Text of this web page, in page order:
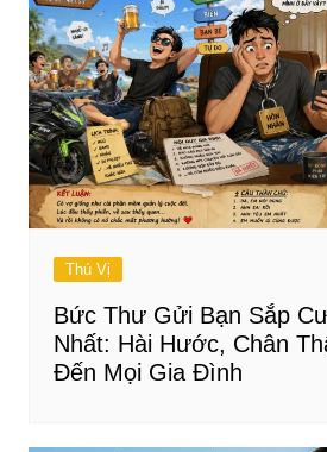
Thú Vị
Bức Thư Gửi Bạn Sắp
Nhất: Hài Hước, Chân
Đến Mọi Gia Đình